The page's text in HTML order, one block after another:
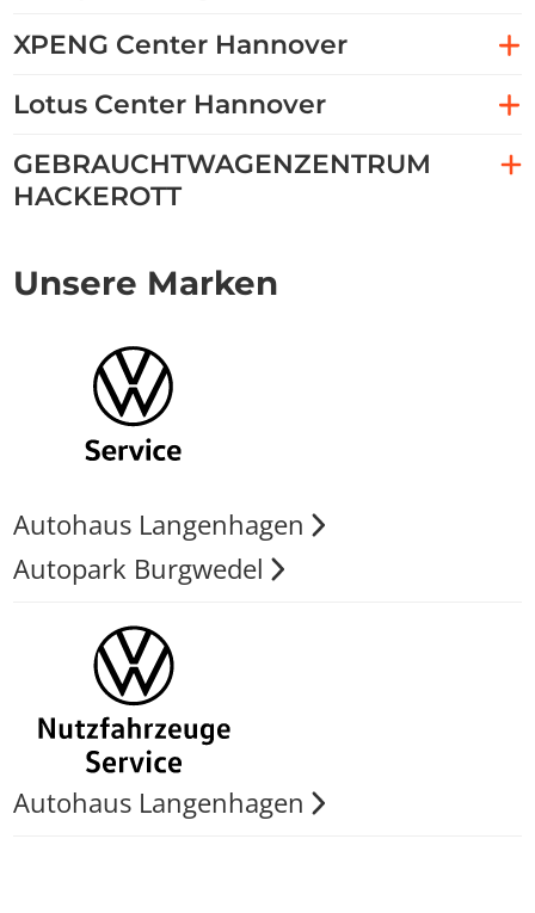
XPENG Center Hannover
Lotus Center Hannover
GEBRAUCHTWAGENZENTRUM
HACKEROTT
Unsere Marken
Autohaus Langenhagen
Autopark Burgwedel
Autohaus Langenhagen